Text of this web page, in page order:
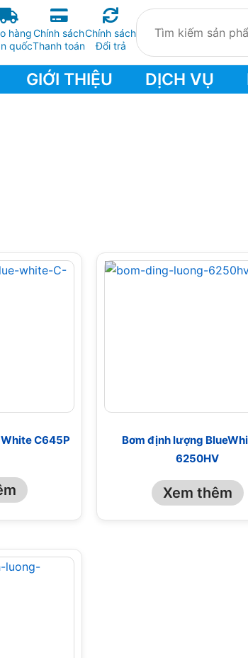
hàng
quốc
Chính sách
Thanh toán
Chính sách
Đổi trả
GIỚI THIỆU DỊCH VỤ
C645P
Bơm định lượng
6250HV
Xem thêm